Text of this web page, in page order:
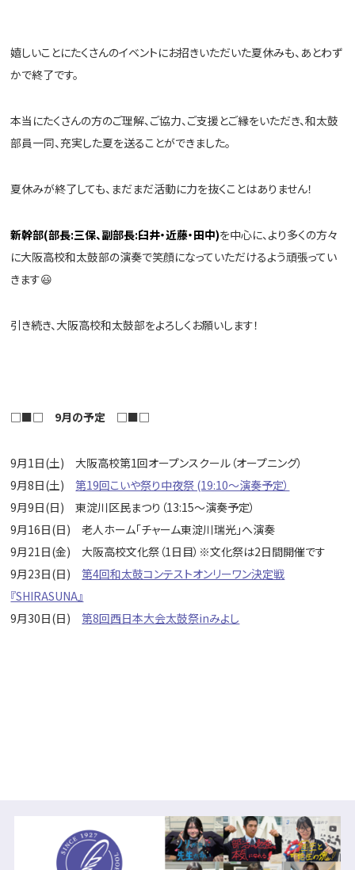
嬉しいことにたくさんのイベントにお招きいただいた夏休みも、あとわず
かで終了です。
本当にたくさんの方のご理解、ご協力、ご支援とご縁をいただき、和太鼓
部員一同、充実した夏を送ることができました。
夏休みが終了しても、まだまだ活動に力を抜くことはありません！
新幹部(部長:三保、副部長:臼井・近藤・田中)を中心に、より多くの方々
に大阪高校和太鼓部の演奏で笑顔になっていただけるよう頑張ってい
きます😃
引き続き、大阪高校和太鼓部をよろしくお願いします！
□■□ 9月の予定 □■□
9月1日(土) 大阪高校第1回オープンスクール（オープニング）
9月8日(土)第19回こいや祭り中夜祭 (19:10〜演奏予定）
9月9日(日) 東淀川区民まつり（13:15〜演奏予定）
9月16日(日) 老人ホーム「チャーム東淀川瑞光」へ演奏
9月21日(金) 大阪高校文化祭（1日目）※文化祭は2日間開催です
9月23日(日)第4回和太鼓コンテストオンリーワン決定戦
『SHIRASUNA』
9月30日(日)第8回西日本大会太鼓祭inみよし